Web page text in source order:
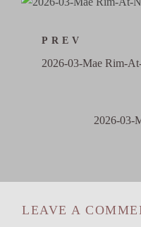
PREV
2026-03-Mae Rim-
2026-03-
LEAVE A